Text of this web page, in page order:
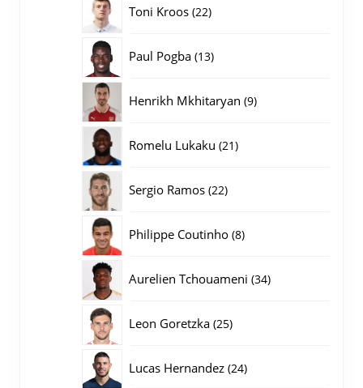
Toni Kroos 2222
Paul Pogba 1313
Henrikh Mkhitaryan 99
Romelu Lukaku 2121
Sergio Ramos 2222
Philippe Coutinho 88
Aurelien Tchouameni 3434
Leon Goretzka 2525
Lucas Hernandez 2424